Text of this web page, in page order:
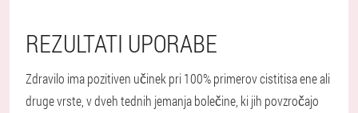
REZULTATI UPORABE
Zdravilo ima pozitiven učinek pri 100% primerov cistitisa ene ali
druge vrste, v dveh tednih jemanja bolečine, ki jih povzročajo